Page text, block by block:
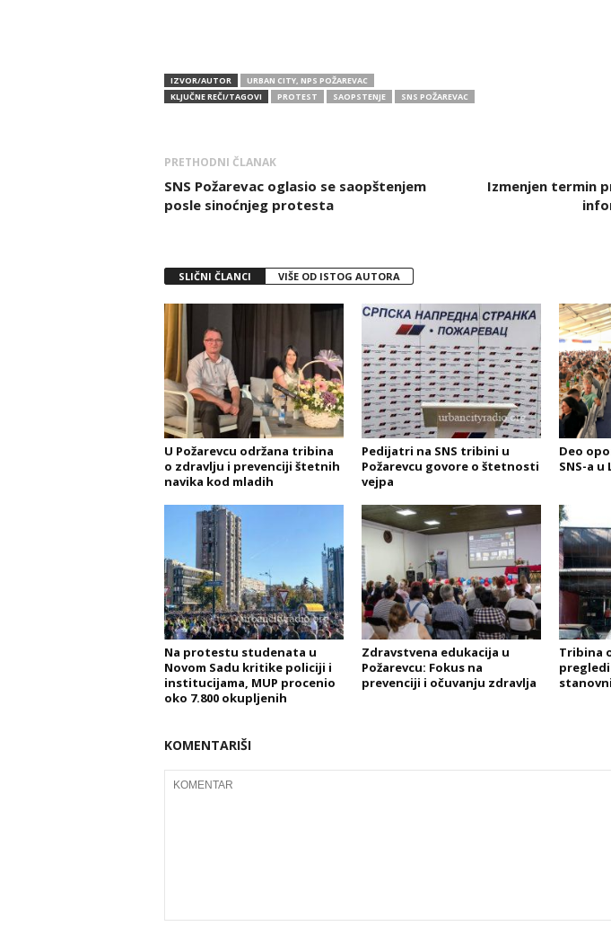
IZVOR/AUTOR
URBAN CITY, NPS POŽAREVAC
KLJUČNE REČI/TAGOVI
PROTEST SAOPSTENJE SNS POŽAREVAC
PRETHODNI ČLANAK
SNS Požarevac oglasio se saopštenjem
posle sinoćnjeg protesta
Izmenjen termin
SLIČNI ČLANCI VIŠE OD ISTOG AUTORA
U Požarevcu održana tribina
o zdravlju i prevenciji štetnih
navika kod mladih
Pedijatri na SNS tribini u
Požarevcu govore o štetnosti
vejpa
Deo
SNS-a u
Na protestu studenata u
Novom Sadu kritike policiji i
institucijama, MUP procenio
oko 7.800 okupljenih
Zdravstvena edukacija u
Požarevcu: Fokus na
prevenciji i očuvanju zdravlja
Tribina
KOMENTARIŠI